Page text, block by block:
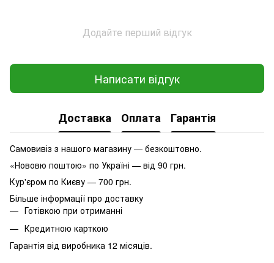
Додайте перший відгук
Написати відгук
Доставка Оплата Гарантія
Самовивіз з нашого магазину — безкоштовно.
«Нововю поштою» по Україні — від 90 грн.
Кур'єром по Києву — 700 грн.
Більше інформації про доставку
Готівкою при отриманні
Кредитною карткою
Гарантія від виробника 12 місяців.